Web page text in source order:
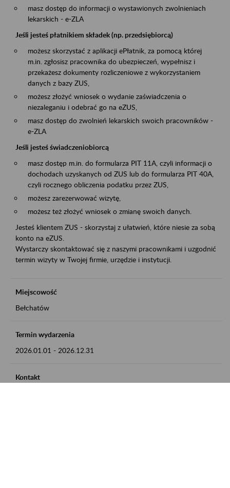
masz dostęp do informacji o wystawionych zwolnieniach
lekarskich - e-ZLA
Jeśli jesteś płatnikiem składek (np. przedsiębiorcą)
możesz skorzystać z aplikacji ePłatnik, za pomocą której
m.in. zgłosisz pracownika do ubezpieczeń, wypełnisz i
przekażesz dokumenty rozliczeniowe z wykorzystaniem
danych z bazy ZUS,
możesz złożyć wniosek o wydanie zaświadczenia o
niezaleganiu i odebrać go na eZUS,
masz dostęp do zwolnień lekarskich swoich pracowników -
e-ZLA
Jeśli jesteś świadczeniobiorcą
masz dostęp m.in. do formularza PIT 11A, czyli informacji o
dochodach uzyskanych od ZUS lub do formularza PIT 40A,
czyli rocznego obliczenia podatku przez ZUS,
możesz zarezerwować wizytę,
możesz też złożyć wniosek o zmianę swoich danych.
Jesteś klientem ZUS - skorzystaj z ułatwień, które niesie za sobą
konto na eZUS.
Wystarczy skontaktować się z naszymi pracownikami i uzgodnić
termin wizyty w Twojej firmie, urzędzie i instytucji.
Miejscowość
Bełchatów
Termin wydarzenia
2026.01.01 - 2026.12.31
Kontakt